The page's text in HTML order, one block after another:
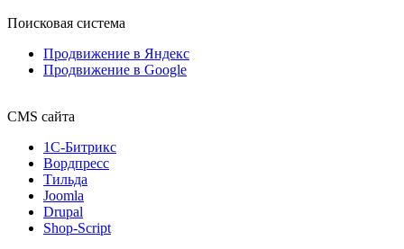
Поисковая система
Продвижение в Яндекс
Продвижение в Google
CMS сайта
1С-Битрикс
Вордпресс
Тильда
Joomla
Drupal
Shop-Script